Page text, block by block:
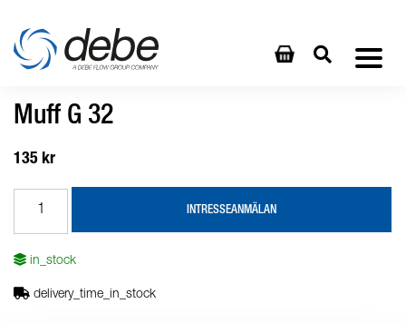
Muff G 32
135 kr
INTRESSEANMÄLAN
in_stock
delivery_time_in_stock